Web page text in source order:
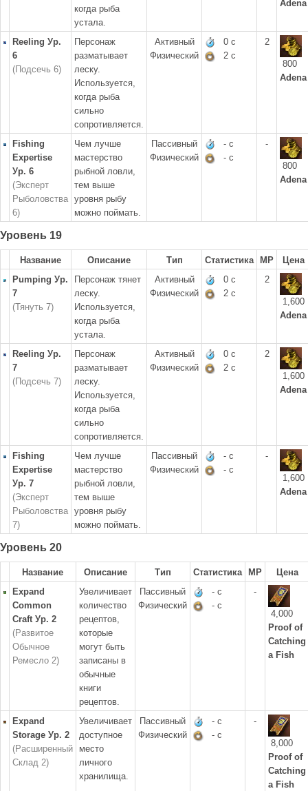
когда рыба
устала.
Adena
Reeling Ур.
6
(Подсечь 6)
Персонаж
разматывает
леску.
Используется,
когда рыба
сильно
сопротивляется.
Активный
Физический
0 с
2 с
2
800
Adena
Fishing
Expertise
Ур. 6
(Эксперт
Рыболовства
6)
Чем лучше
мастерство
рыбной ловли,
тем выше
уровня рыбу
можно поймать.
Пассивный
Физический
- с
- с
-
800
Adena
Уровень 19
Название Описание Тип Статистика MP
Цена
Pumping Ур.
7
(Тянуть 7)
Персонаж тянет
леску.
Используется,
когда рыба
устала.
Активный
Физический
0 с
2 с
2
1,600
Adena
Reeling Ур.
7
(Подсечь 7)
Персонаж
разматывает
леску.
Используется,
когда рыба
сильно
сопротивляется.
Активный
Физический
0 с
2 с
2
1,600
Adena
Fishing
Expertise
Ур. 7
(Эксперт
Рыболовства
7)
Чем лучше
мастерство
рыбной ловли,
тем выше
уровня рыбу
можно поймать.
Пассивный
Физический
- с
- с
-
1,600
Adena
Уровень 20
Название Описание Тип Статистика MP
Цена
Expand
Common
Craft Ур. 2
(Развитое
Обычное
Ремесло 2)
Увеличивает
количество
рецептов,
которые
могут быть
записаны в
обычные
книги
рецептов.
Пассивный
Физический
- с
- с
-
4,000
Proof of
Catching
a Fish
Expand
Storage Ур. 2
(Расширенный
Склад 2)
Увеличивает
доступное
место
личного
хранилища.
Пассивный
Физический
- с
- с
-
8,000
Proof of
Catching
a Fish